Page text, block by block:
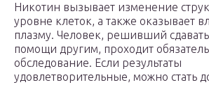
Никотин вызывает изменение
уровне клеток, а также оказывает
плазму. Человек, решивший
помощи другим, проходит
обследование. Если результаты
удовлетворительные, можно стать